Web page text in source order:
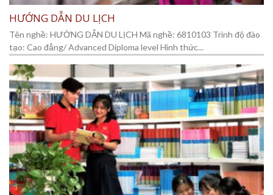
HƯỚNG DẪN DU LỊCH
Tên nghề: HƯỚNG DẪN DU LỊCH Mã nghề: 6810103 Trình độ đào
tạo: Cao đẳng/ Advanced Diploma level Hình thức...